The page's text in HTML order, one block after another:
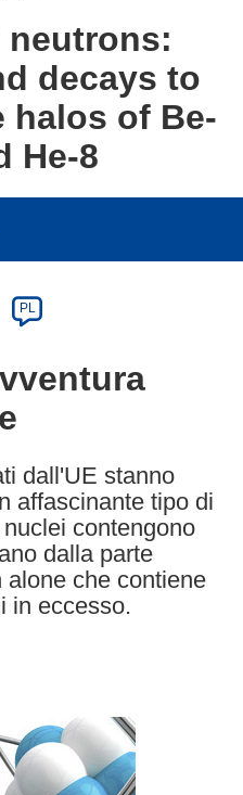
neutrons:
decays to
halos of Be-
He-8
PL
dall'UE stanno
affascinante tipo di
contengono
dalla parte
alone che contiene
in eccesso.